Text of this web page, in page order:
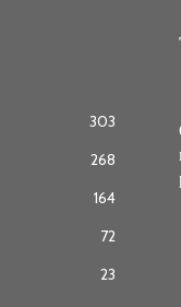
303
268
164
72
23